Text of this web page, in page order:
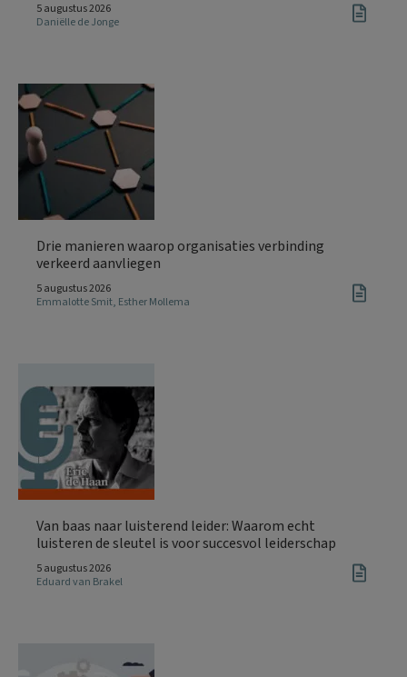
5 augustus 2026
Daniëlle de Jonge
Drie manieren waarop organisaties verbinding
verkeerd aanvliegen
5 augustus 2026
Emmalotte Smit, Esther Mollema
Van baas naar luisterend leider: Waarom echt
luisteren de sleutel is voor succesvol leiderschap
5 augustus 2026
Eduard van Brakel